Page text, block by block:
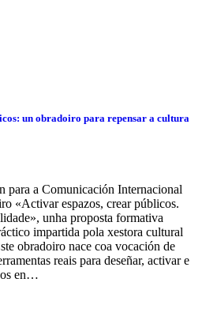
un obradoiro para repensar a cultura
para a Comunicación Internacional
«Activar espazos, crear públicos.
unha proposta formativa
impartida pola xestora cultural
obradoiro nace coa vocación de
reais para deseñar, activar e
en…